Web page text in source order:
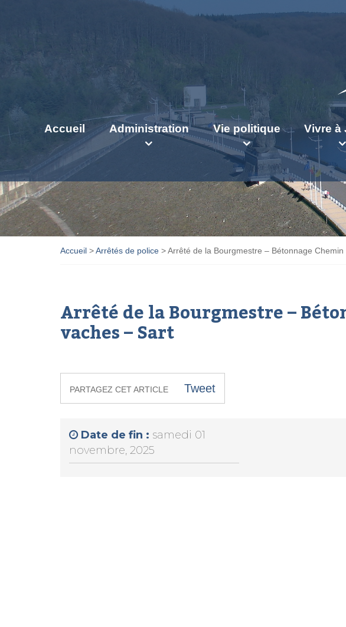
Accueil Administration Vie politique Vivre à
Accueil >Arrêtés de police >Arrêté de la Bourgmestre – Bétonnage
Arrêté de la Bourgmestre –
vaches – Sart
PARTAGEZ CET ARTICLE Tweet
Date de fin : samedi 01
novembre, 2025